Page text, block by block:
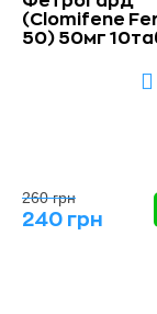
(Clomifene
50) 50мг
260 грн
240 грн